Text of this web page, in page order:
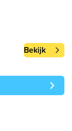
Bekijk